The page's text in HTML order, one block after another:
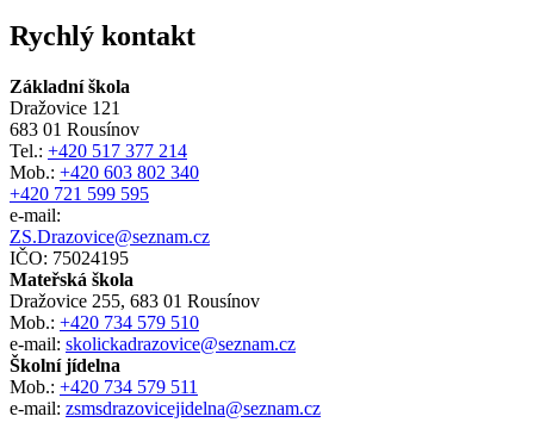
Rychlý kontakt
Základní škola
Dražovice 121
683 01 Rousínov
Tel.: +420 517 377 214
Mob.: +420 603 802 340
+420 721 599 595
e-mail:
ZS.Drazovice@seznam.cz
IČO: 75024195
Mateřská škola
Dražovice 255, 683 01 Rousínov
Mob.: +420 734 579 510
e-mail: skolickadrazovice@seznam.cz
Školní jídelna
Mob.: +420 734 579 511
e-mail: zsmsdrazovicejidelna@seznam.cz